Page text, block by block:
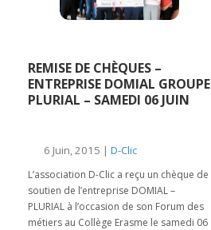
REMISE DE CHÈQUES –
ENTREPRISE DOMIAL GROUPE
PLURIAL – SAMEDI 06 JUIN
6 Juin, 2015 | D-Clic
L’association D-Clic a reçu un chèque de
soutien de l’entreprise DOMIAL –
PLURIAL à l’occasion de son Forum des
métiers au Collège Erasme le samedi 06